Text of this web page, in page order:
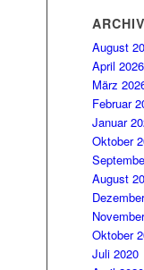
ARCHIV
August
April 2026
März
Februar
Januar
Oktober
August
Oktober
Juli 2020